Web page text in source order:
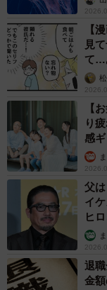
【
見
て…
【
り
感
父
イ
ヒ
退
金